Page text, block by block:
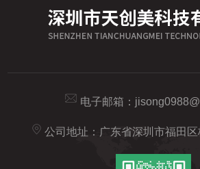
电子邮箱：
公司地址：广东省深圳市福田